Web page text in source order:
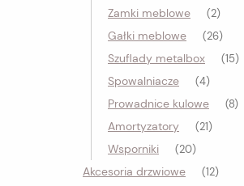
Zamki meblowe (2)
Gałki meblowe (26)
Szuflady metalbox (15)
Spowalniacze (4)
Prowadnice kulowe (8)
Amortyzatory (21)
Wsporniki (20)
Akcesoria drzwiowe (12)